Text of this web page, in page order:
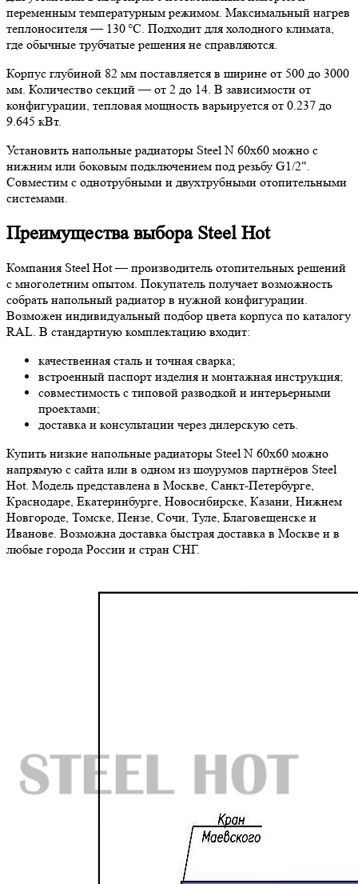
переменным температурным режимом. Максимальный нагрев
теплоносителя — 130 °C. Подходит для холодного климата,
где обычные трубчатые решения не справляются.
Корпус глубиной 82 мм поставляется в ширине от 500 до 3000
мм. Количество секций — от 2 до 14. В зависимости от
конфигурации, тепловая мощность варьируется от 0.237 до
9.645 кВт.
Установить напольные радиаторы Steel N 60х60 можно с
нижним или боковым подключением под резьбу G1/2".
Совместим с однотрубными и двухтрубными отопительными
системами.
Преимущества выбора Steel Hot
Компания Steel Hot — производитель отопительных решений
с многолетним опытом. Покупатель получает возможность
собрать напольный радиатор в нужной конфигурации.
Возможен индивидуальный подбор цвета корпуса по каталогу
RAL. В стандартную комплектацию входит:
качественная сталь и точная сварка;
встроенный паспорт изделия и монтажная инструкция;
совместимость с типовой разводкой и интерьерными
проектами;
доставка и консультации через дилерскую сеть.
Купить низкие напольные радиаторы Steel N 60х60 можно
напрямую с сайта или в одном из шоурумов партнёров Steel
Hot. Модель представлена в Москве, Санкт-Петербурге,
Краснодаре, Екатеринбурге, Новосибирске, Казани, Нижнем
Новгороде, Томске, Пензе, Сочи, Туле, Благовещенске и
Иванове. Возможна доставка быстрая доставка в Москве и в
любые города России и стран СНГ.